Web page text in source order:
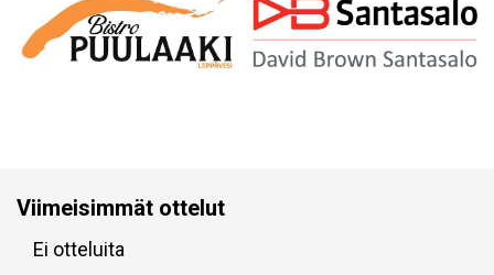
Viimeisimmät ottelut
Ei otteluita